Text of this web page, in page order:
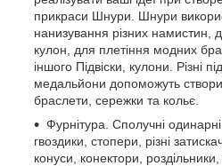
прикраси Шнури. Шнури
нанизування різних намистин,
кулон, для плетіння модних
іншого Підвіски, кулони. Різні
медальйони допоможуть
браслети, сережки та кольє.
Фурнітура. Сполучні одинарні
гвоздики, стопери, різні
конуси, конектори,